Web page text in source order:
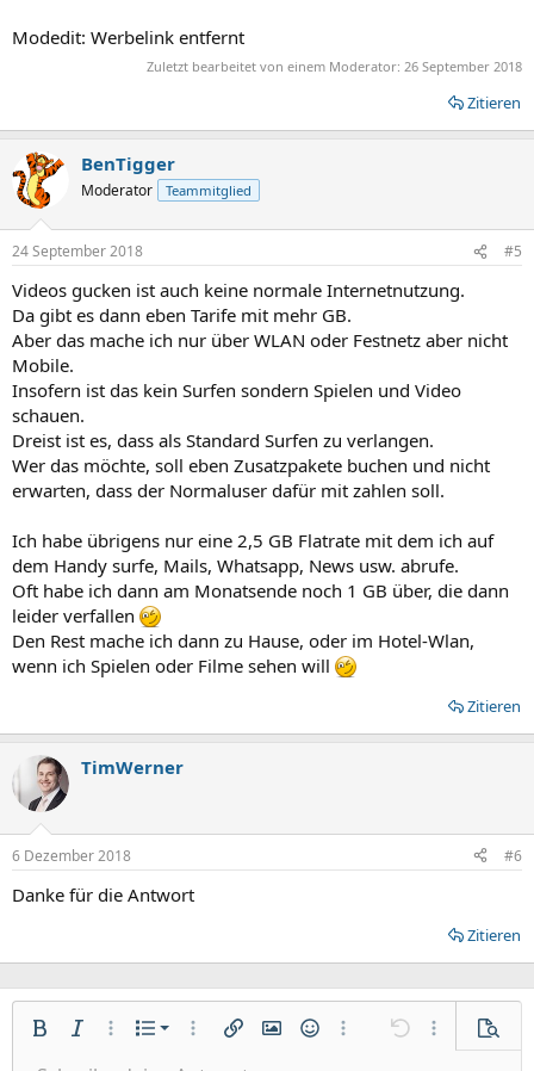
Modedit: Werbelink entfernt
Zuletzt bearbeitet von einem Moderator: 26 September 2018
Zitieren
BenTigger
Moderator Teammitglied
24 September 2018 #5
Videos gucken ist auch keine normale Internetnutzung.
Da gibt es dann eben Tarife mit mehr GB.
Aber das mache ich nur über WLAN oder Festnetz aber nicht
Mobile.
Insofern ist das kein Surfen sondern Spielen und Video
schauen.
Dreist ist es, dass als Standard Surfen zu verlangen.
Wer das möchte, soll eben Zusatzpakete buchen und nicht
erwarten, dass der Normaluser dafür mit zahlen soll.
Ich habe übrigens nur eine 2,5 GB Flatrate mit dem ich auf
dem Handy surfe, Mails, Whatsapp, News usw. abrufe.
Oft habe ich dann am Monatsende noch 1 GB über, die dann
leider verfallen
Den Rest mache ich dann zu Hause, oder im Hotel-Wlan,
wenn ich Spielen oder Filme sehen will
Zitieren
TimWerner
6 Dezember 2018 #6
Danke für die Antwort
Zitieren
Fett KursivWeitere Einstellungen…
Liste
Nummerierte Liste
Weitere Einstellungen…
Link einfügen
Bild einfügen
SmileysWeitere Einstellungen…
Rückgängig
Weitere